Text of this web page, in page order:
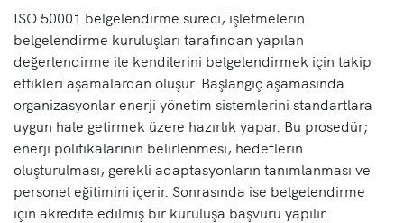
ISO 50001 belgelendirme süreci, işletmelerin
belgelendirme kuruluşları tarafından yapılan
değerlendirme ile kendilerini belgelendirmek için takip
ettikleri aşamalardan oluşur. Başlangıç aşamasında
organizasyonlar enerji yönetim sistemlerini standartlara
uygun hale getirmek üzere hazırlık yapar. Bu prosedür;
enerji politikalarının belirlenmesi, hedeflerin
oluşturulması, gerekli adaptasyonların tanımlanması ve
personel eğitimini içerir. Sonrasında ise belgelendirme
için akredite edilmiş bir kuruluşa başvuru yapılır.